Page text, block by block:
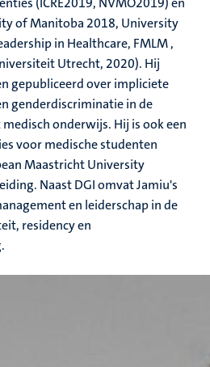
of Manitoba 2018, University
in Healthcare, FMLM ,
Utrecht, 2020). Hij
gepubliceerd over impliciete
genderdiscriminatie in de
onderwijs. Hij is ook een
voor medische studenten
Maastricht University
Naast DGI omvat Jamiu's
en leiderschap in de
residency en